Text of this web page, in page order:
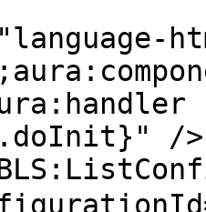
/>